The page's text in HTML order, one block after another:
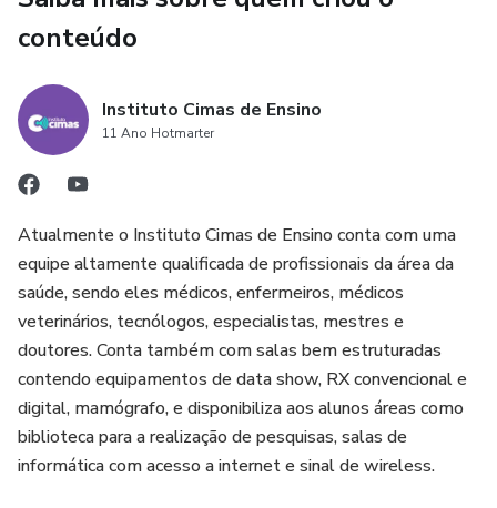
conteúdo
Instituto Cimas de Ensino
11 Ano Hotmarter
Atualmente o Instituto Cimas de Ensino conta com uma
equipe altamente qualificada de profissionais da área da
saúde, sendo eles médicos, enfermeiros, médicos
veterinários, tecnólogos, especialistas, mestres e
doutores. Conta também com salas bem estruturadas
contendo equipamentos de data show, RX convencional e
digital, mamógrafo, e disponibiliza aos alunos áreas como
biblioteca para a realização de pesquisas, salas de
informática com acesso a internet e sinal de wireless.